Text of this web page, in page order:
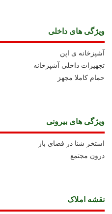
ویژگی های داخلی
آشپزخانه ی اپن
تجهیزات داخلی آشپزخانه
حمام کاملا مجهز
ویژگی های بیرونی
استخر شنا در فضای باز
درون مجتمع
نقشه املاک